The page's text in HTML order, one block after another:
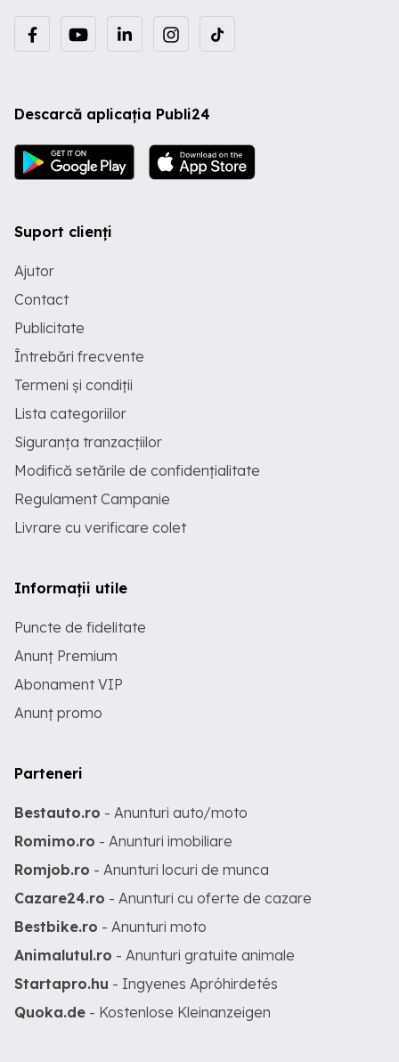
Descarcă aplicația Publi24
Suport clienți
Ajutor
Contact
Publicitate
Întrebări frecvente
Termeni și condiții
Lista categoriilor
Siguranța tranzacțiilor
Modifică setările de confidențialitate
Regulament Campanie
Livrare cu verificare colet
Informații utile
Puncte de fidelitate
Anunț Premium
Abonament VIP
Anunț promo
Parteneri
Bestauto.ro - Anunturi auto/moto
Romimo.ro - Anunturi imobiliare
Romjob.ro - Anunturi locuri de munca
Cazare24.ro - Anunturi cu oferte de cazare
Bestbike.ro - Anunturi moto
Animalutul.ro - Anunturi gratuite animale
Startapro.hu - Ingyenes Apróhirdetés
Quoka.de - Kostenlose Kleinanzeigen